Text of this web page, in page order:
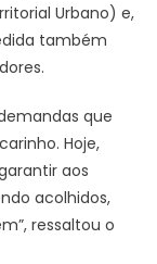
Notícias
Urbano) e,
também
que
Hoje,
aos
acolhidos,
ressaltou o